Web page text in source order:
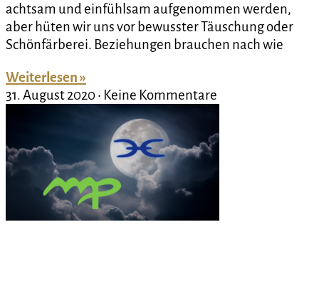
achtsam und einfühlsam aufgenommen werden,
aber hüten wir uns vor bewusster Täuschung oder
Schönfärberei. Beziehungen brauchen nach wie
Weiterlesen »
31. August 2020
Keine Kommentare